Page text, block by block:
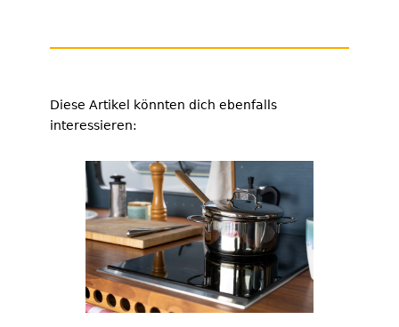
Diese Artikel könnten dich ebenfalls
interessieren: